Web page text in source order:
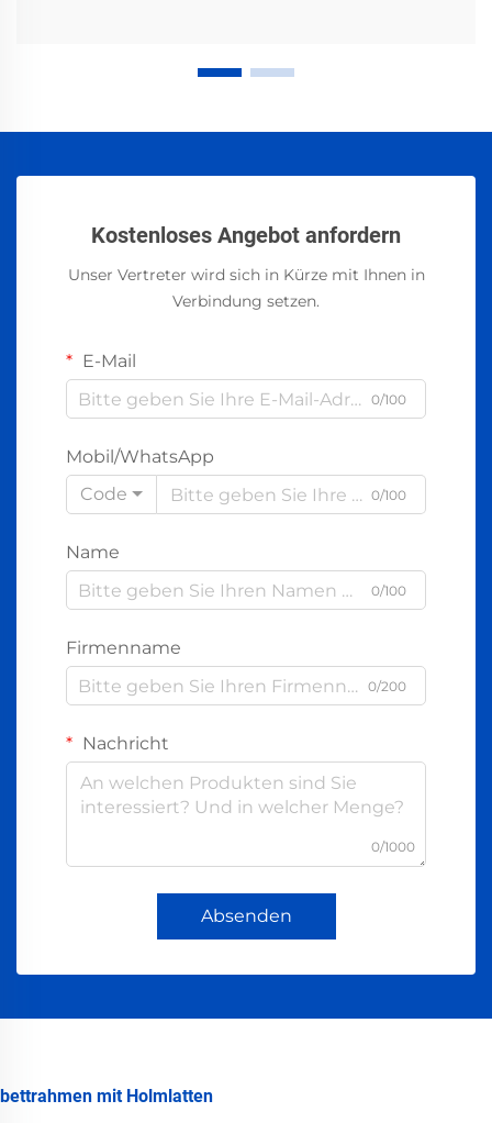
Kostenloses Angebot anfordern
Unser Vertreter wird sich in Kürze mit Ihnen in
Verbindung setzen.
E-Mail
0/100
Mobil/WhatsApp
Code
0/100
Name
0/100
Firmenname
0/200
Nachricht
0/1000
Absenden
bettrahmen mit Holmlatten